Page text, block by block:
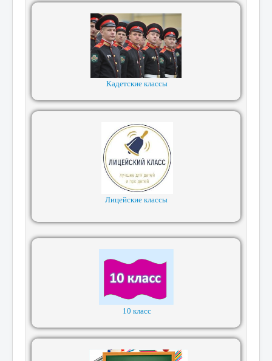
Кадетские классы
Лицейские классы
10 класс